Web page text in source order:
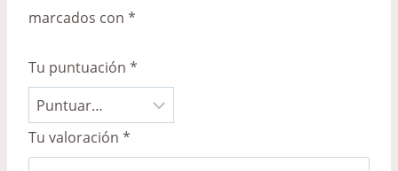
marcados con *
Tu puntuación *
Tu valoración *